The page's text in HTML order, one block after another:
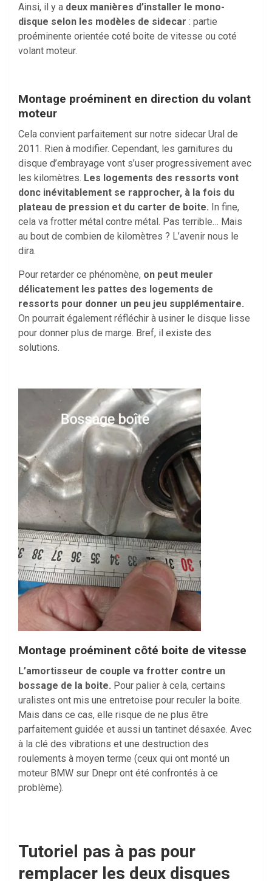
Ainsi, il y a deux manières d’installer le mono-
disque selon les modèles de sidecar : partie
proéminente orientée coté boite de vitesse ou coté
volant moteur.
Montage proéminent en direction du volant
moteur
Cela convient parfaitement sur notre sidecar Ural de
2011. Rien à modifier. Cependant, les garnitures du
disque d’embrayage vont s’user progressivement avec
les kilomètres. Les logements des ressorts vont
donc inévitablement se rapprocher, à la fois du
plateau de pression et du carter de boite. In fine,
cela va frotter métal contre métal. Pas terrible… Mais
au bout de combien de kilomètres ? L’avenir nous le
dira.
Pour retarder ce phénomène, on peut meuler
délicatement les pattes des logements de
ressorts pour donner un peu jeu supplémentaire.
On pourrait également réfléchir à usiner le disque lisse
pour donner plus de marge. Bref, il existe des
solutions.
Montage proéminent côté boite de vitesse
L’amortisseur de couple va frotter contre un
bossage de la boite. Pour palier à cela, certains
uralistes ont mis une entretoise pour reculer la boite.
Mais dans ce cas, elle risque de ne plus être
parfaitement guidée et aussi un tantinet désaxée. Avec
à la clé des vibrations et une destruction des
roulements à moyen terme (ceux qui ont monté un
moteur BMW sur Dnepr ont été confrontés à ce
problème).
Tutoriel pas à pas pour
remplacer les deux disques